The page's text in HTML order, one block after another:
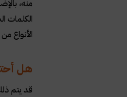
منه،
الكلمات
الأنواع
هل
قد يتم